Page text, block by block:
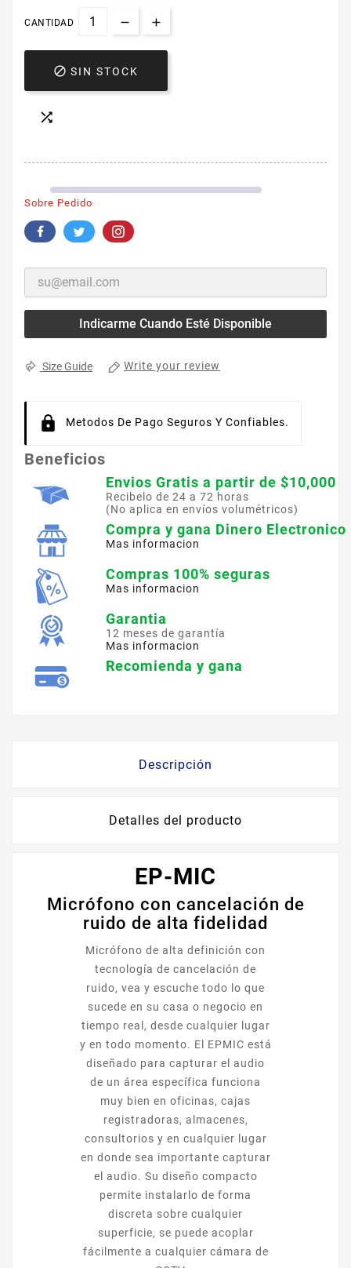
CANTIDAD
 SIN STOCK

Sobre Pedido
Indicarme Cuando Esté Disponible
Size Guide Write your review
Metodos De Pago Seguros Y Confiables.
Beneficios
Envios Gratis a partir de $10,000
Recibelo de 24 a 72 horas
(No aplica en envíos volumétricos)
Compra y gana Dinero Electronico
Mas informacion
Compras 100% seguras
Mas informacion
Garantia
12 meses de garantía
Mas informacion
Recomienda y gana
Descripción
Detalles del producto
EP-MIC
Micrófono con cancelación de
ruido de alta fidelidad
Micrófono de alta definición con
tecnología de cancelación de
ruido, vea y escuche todo lo que
sucede en su casa o negocio en
tiempo real, desde cualquier lugar
y en todo momento. El EPMIC está
diseñado para capturar el audio
de un área específica funciona
muy bien en oficinas, cajas
registradoras, almacenes,
consultorios y en cualquier lugar
en donde sea importante capturar
el audio. Su diseño compacto
permite instalarlo de forma
discreta sobre cualquier
superficie, se puede acoplar
fácilmente a cualquier cámara de